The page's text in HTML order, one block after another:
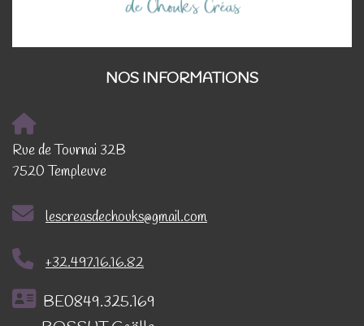
NOS INFORMATIONS
Rue de Tournai 32B
7520 Templeuve
lescreasdechouks@gmail.com
+32.497.16.16.82
BE0849.325.169